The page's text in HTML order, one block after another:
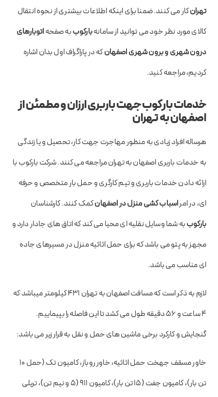
تهرانکار می کنند. ضمنا برای اینکه اطلاعات بیشتری از نحوه انتقال
کالای مورد نظر خود می توانید از سامانهبارکوببه صفحهاتوبارهای
درون شهری و برون شهری اصفهانکه در پاراگراف اول بدان اشاره
کردیم، مراجعه کنید.
خدمات بارکوب جهت باربری ارزان و مطمئن از
اصفهان به تهران
هرساله افراد زیادی به منظور مهاجرت جهت کار، تحصیل و یا زندگی
به خدمات باربری اصفهان به تهران مراجعه می کنند. شرکت بارکوب با
ارائه دادن خدمات باربری و تیم کارگری و حمل بار متخصص و حرفه
ای، در امراسباب کشی منزل در اصفهانکمک کنند. کارشناسان
بارکوببه شما وسایل نقلیه ای محیا می کند که اتاق های جادار دارد و
مجهز به پتو می باشد که برای حمل اثاثیه منزل در مسیرهای جاده
ای مناسب می باشد.
لازم به ذکر است که مسافت اصفهان به تهران ۴۳۱ کیلومتر میباشد که
۴ ساعت و ۵۶ دقیقه طول می کشد تا این فاصله را بپیماییم.
گنجایش و کارکرد برخی ماشین های حمل و نقل به قرار زیر می باشد:
خاور مسقف جهخت حمل اثاثیه، خاور روباز، کامیون تک (حمل ۱۰
تن بار)، کامیون جفت (۱۵ تن بار)، کامیون ۹۱۱ (۵ و نیم تن)، تریلی